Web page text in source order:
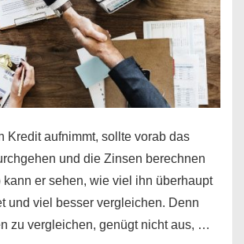
Kredit aufnimmt, sollte vorab das
und die Zinsen berechnen
kann er sehen, wie viel ihn überhaupt
und viel besser vergleichen. Denn
zu vergleichen, genügt nicht aus, …